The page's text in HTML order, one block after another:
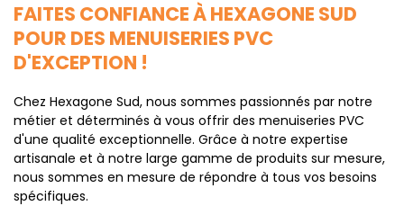
FAITES CONFIANCE À HEXAGONE SUD
POUR DES MENUISERIES PVC
D'EXCEPTION !
Chez Hexagone Sud, nous sommes passionnés par notre
métier et déterminés à vous offrir des menuiseries PVC
d'une qualité exceptionnelle. Grâce à notre expertise
artisanale et à notre large gamme de produits sur mesure,
nous sommes en mesure de répondre à tous vos besoins
spécifiques.